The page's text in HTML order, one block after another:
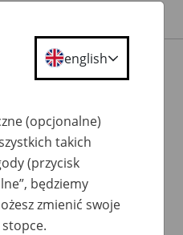
english
(opcjonalne)
takich
(przycisk
będziemy
zmienić swoje